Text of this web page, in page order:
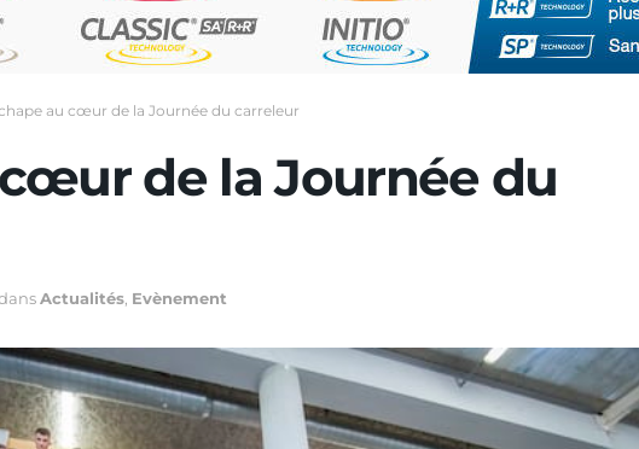
au cœur de la Journée du carreleur
de la Journée du
Actualités Evènement